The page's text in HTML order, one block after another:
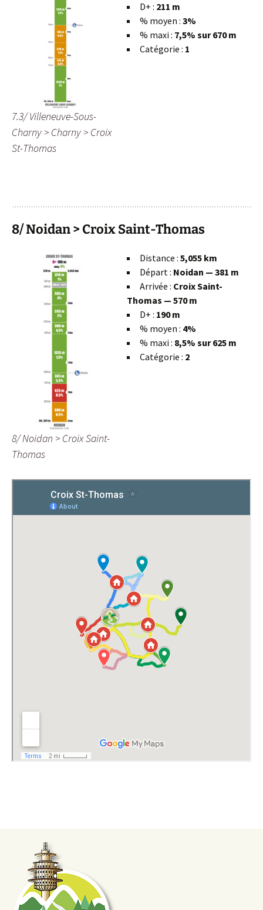
7.3/ Villeneuve-Sous-
Charny > Charny > Croix
St-Thomas
D+ : 211 m
% moyen : 3%
% maxi : 7,5% sur 670 m
Catégorie : 1
8/ Noidan > Croix Saint-Thomas
8/ Noidan > Croix Saint-
Thomas
Distance : 5,055 km
Départ : Noidan — 381 m
Arrivée : Croix Saint-
Thomas — 570 m
D+ : 190 m
% moyen : 4%
% maxi : 8,5% sur 625 m
Catégorie : 2